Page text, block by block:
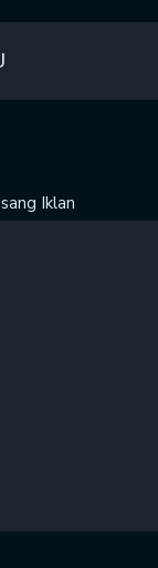
Iklan